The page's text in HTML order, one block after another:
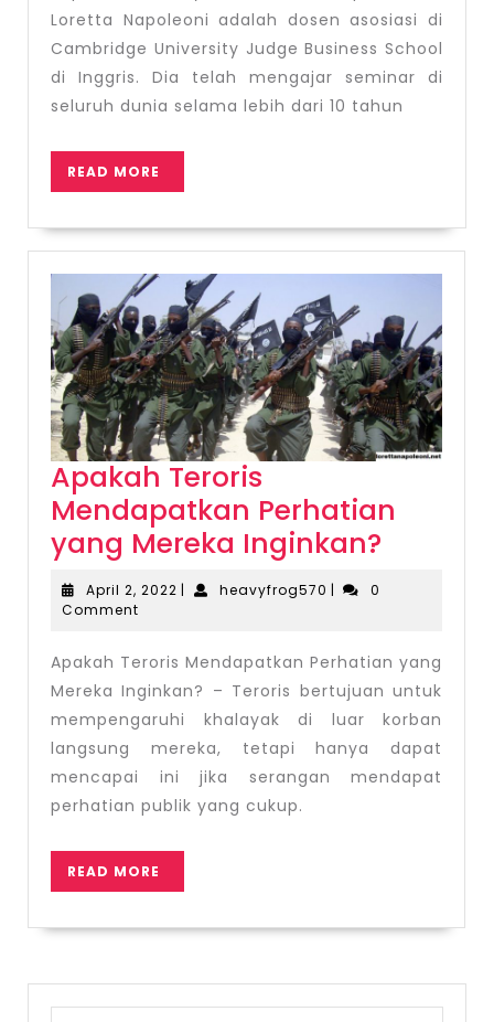
Loretta Napoleoni adalah dosen asosiasi di
Cambridge University Judge Business School
di Inggris. Dia telah mengajar seminar di
seluruh dunia selama lebih dari 10 tahun
READ MORE
MORE
Apakah Teroris
Mendapatkan Perhatian
yang Mereka Inginkan?
yang
Mereka
April 2, 2022 April
| heavyfrog570 heavyfrog570
|
0
Comment
Apakah Teroris Mendapatkan Perhatian yang
Mereka Inginkan? – Teroris bertujuan untuk
mempengaruhi khalayak di luar korban
langsung mereka, tetapi hanya dapat
mencapai ini jika serangan mendapat
perhatian publik yang cukup.
READ MORE
MORE